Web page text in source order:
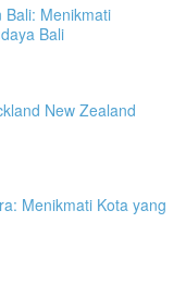
Bali: Menikmati
Bali
New Zealand
Menikmati Kota yang